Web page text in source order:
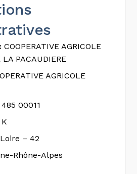
COOPERATIVE AGRICOLE
PACAUDIERE
AGRICOLE
00011
Loire – 42
Rhône-Alpes